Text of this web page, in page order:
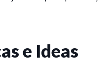
e Ideas